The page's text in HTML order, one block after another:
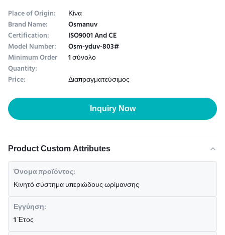
Place of Origin:
Κίνα
Brand Name: Osmanuv
Certification: ISO9001 And CE
Model Number: Osm-yduv-803#
Minimum Order
Quantity:
1 σύνολο
Price:
Διαπραγματεύσιμος
Inquiry Now
Product Custom Attributes
Όνομα προϊόντος:
Κινητό σύστημα υπεριώδους ωρίμανσης
Εγγύηση:
1 Έτος